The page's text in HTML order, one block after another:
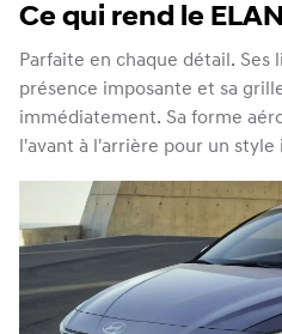
Ce qui rend le
Parfaite en chaque détail. Ses
présence imposante et sa
immédiatement. Sa forme
l'avant à l'arrière pour un style